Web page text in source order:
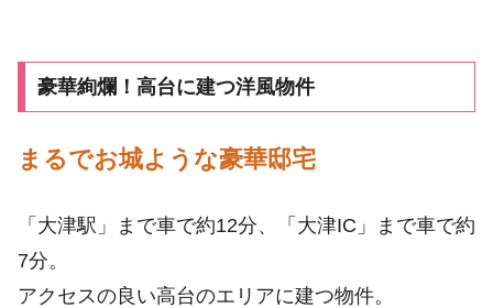
豪華絢爛！高台に建つ洋風物件
まるでお城ような豪華邸宅
「大津駅」まで車で約12分、「大津IC」まで車で約
7分。
アクセスの良い高台のエリアに建つ物件。